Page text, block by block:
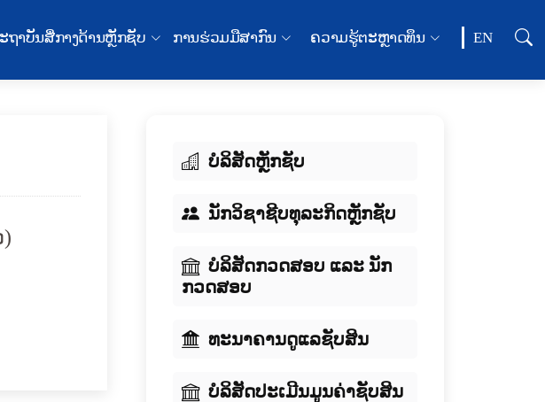
ຖາບັນສື່ກາງດ້ານຫຼັກຊັບ ການຮ່ວມມືສາກົນ ຄວາມຮູ້ຕະຫຼາດທຶນ EN
ບໍລິສັດຫຼັກຊັບ
ນັກວິຊາຊີບທຸລະກິດຫຼັກຊັບ
ບໍລິສັດກວດສອບ ແລະ ນັກ
ກວດສອບ
ທະນາຄານດູແລຊັບສິນ
ບໍລິສັດປະເມີນມູນຄ່າຊັບສິນ